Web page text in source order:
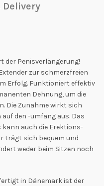
der Penisverlängerung!
zur schmerzfreien
Erfolg. Funktioniert effektiv
Dehnung, um die
Die Zunahme wirkt sich
den -umfang aus. Das
kann auch die Erektions-
trägt sich bequem und
weder beim Sitzen noch
in Dänemark ist der